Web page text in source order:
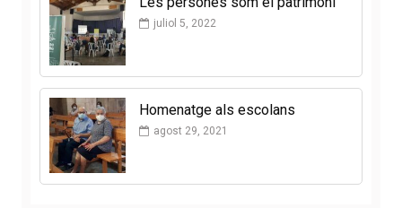
juliol 5, 2022
Homenatge als escolans
agost 29, 2021